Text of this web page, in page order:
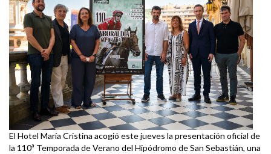
El Hotel María Cristina acogió este jueves la presentación oficial de
la 110ª Temporada de Verano del Hipódromo de San Sebastián, una